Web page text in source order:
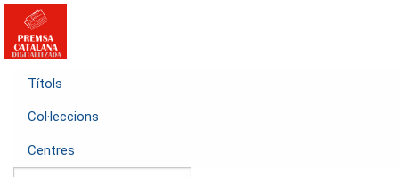
Títols
Col·leccions
Centres